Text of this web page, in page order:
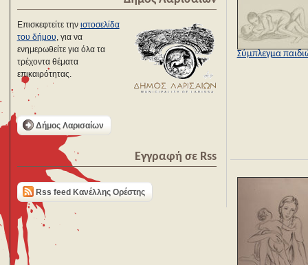
Επισκεφτείτε την ιστοσελίδα
του δήμου, για να
ενημερωθείτε για όλα τα
τρέχοντα θέματα
επικαιρότητας.
Δήμος Λαρισαίων
Εγγραφή σε Rss
Rss feed Κανέλλης Ορέστης
Σύμπλεγμα